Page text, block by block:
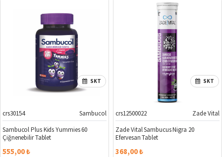
SKT
crs30154
Sambucol
Sambucol Plus Kids Yummies 60
Çiğnenebilir Tablet
555,00 ₺
SKT
crs12500022
Zade Vital
Zade Vital Sambucus Nigra 20
Efervesan Tablet
368,00 ₺